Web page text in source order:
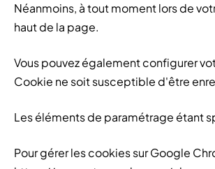
Néanmoins, à tout moment lors de
haut de la page.
Vous pouvez également configurer
Cookie ne soit susceptible d'être
Les éléments de paramétrage étant
Pour gérer les cookies sur Google